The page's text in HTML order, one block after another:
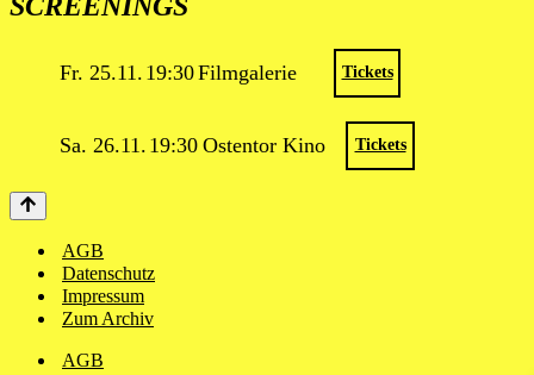
SCREENINGS
Fr. 25.11. 19:30Filmgalerie Tickets
Sa. 26.11. 19:30 Ostentor Kino Tickets
AGB
Datenschutz
Impressum
Zum Archiv
AGB